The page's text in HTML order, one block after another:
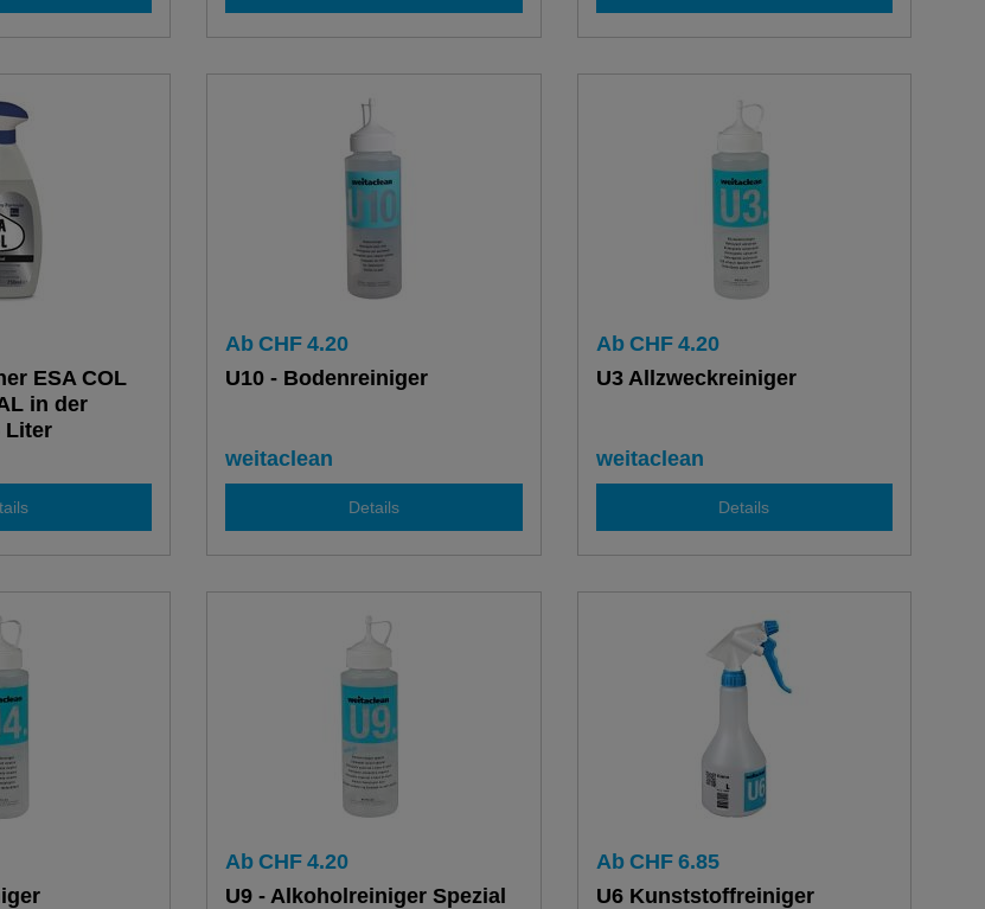
ESA COL
in der
Liter
Ab CHF 4.20
U10 - Bodenreiniger
weitaclean
Details
Ab CHF 4.20
U3 Allzweckreiniger
weitaclean
Details
Ab CHF 4.20
U9 - Alkoholreiniger Spezial
Ab CHF 6.85
U6 Kunststoffreiniger